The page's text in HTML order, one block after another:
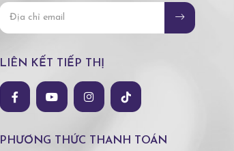
LIÊN KẾT TIẾP THỊ
PHƯƠNG THỨC THANH TOÁN